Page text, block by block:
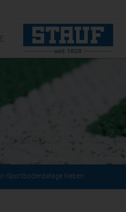
Sportbodenbeläge kleben